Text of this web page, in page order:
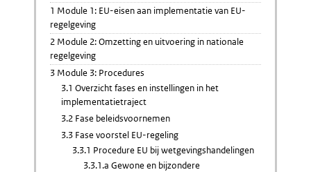
1 Module 1: EU-eisen aan implementatie van EU-
regelgeving
2 Module 2: Omzetting en uitvoering in nationale
regelgeving
3 Module 3: Procedures
3.1 Overzicht fases en instellingen in het
implementatietraject
3.2 Fase beleidsvoornemen
3.3 Fase voorstel EU-regeling
3.3.1 Procedure EU bij wetgevingshandelingen
3.3.1.a Gewone en bijzondere